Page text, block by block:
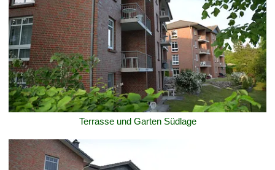
Terrasse und Garten Südlage